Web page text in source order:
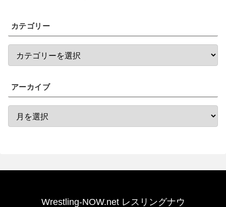
カテゴリー
アーカイブ
Wrestling-NOW.net レスリングナウ